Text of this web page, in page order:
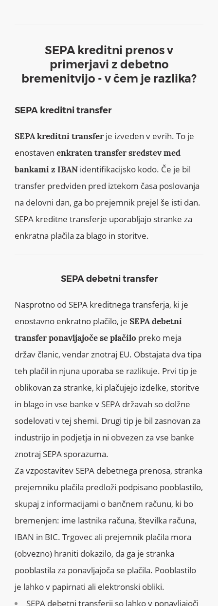
SEPA kreditni prenos v
primerjavi z debetno
bremenitvijo - v čem je razlika?
SEPA kreditni transfer
SEPA kreditni transfer je izveden v evrih. To je
enostaven enkraten transfer sredstev med
bankami z IBAN identifikacijsko kodo. Če je bil
transfer predviden pred iztekom časa poslovanja
na delovni dan, ga bo prejemnik prejel še isti dan.
SEPA kreditne transferje uporabljajo stranke za
enkratna plačila za blago in storitve.
SEPA debetni transfer
Nasprotno od SEPA kreditnega transferja, ki je
enostavno enkratno plačilo, je SEPA debetni
transfer ponavljajoče se plačilo preko meja
držav članic, vendar znotraj EU. Obstajata dva tipa
teh plačil in njuna uporaba se razlikuje. Prvi tip je
oblikovan za stranke, ki plačujejo izdelke, storitve
in blago in vse banke v SEPA državah so dolžne
sodelovati v tej shemi. Drugi tip je bil zasnovan za
industrijo in podjetja in ni obvezen za vse banke
znotraj SEPA sporazuma.
Za vzpostavitev SEPA debetnega prenosa, stranka
prejemniku plačila predloži podpisano pooblastilo,
skupaj z informacijami o bančnem računu, ki bo
bremenjen: ime lastnika računa, številka računa,
IBAN in BIC. Trgovec ali prejemnik plačila mora
(obvezno) hraniti dokazilo, da ga je stranka
pooblastila za ponavljajoča se plačila. Pooblastilo
je lahko v papirnati ali elektronski obliki.
SEPA debetni transferji so lahko v ponavljajoči